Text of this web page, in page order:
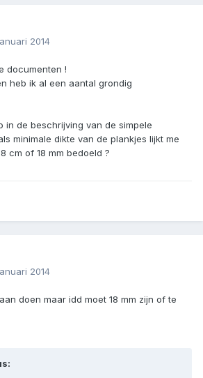
2014
documenten !
heb ik al een aantal grondig
in de beschrijving van de simpele
minimale dikte van de plankjes lijkt me
cm of 18 mm bedoeld ?
2014
doen maar idd moet 18 mm zijn of te